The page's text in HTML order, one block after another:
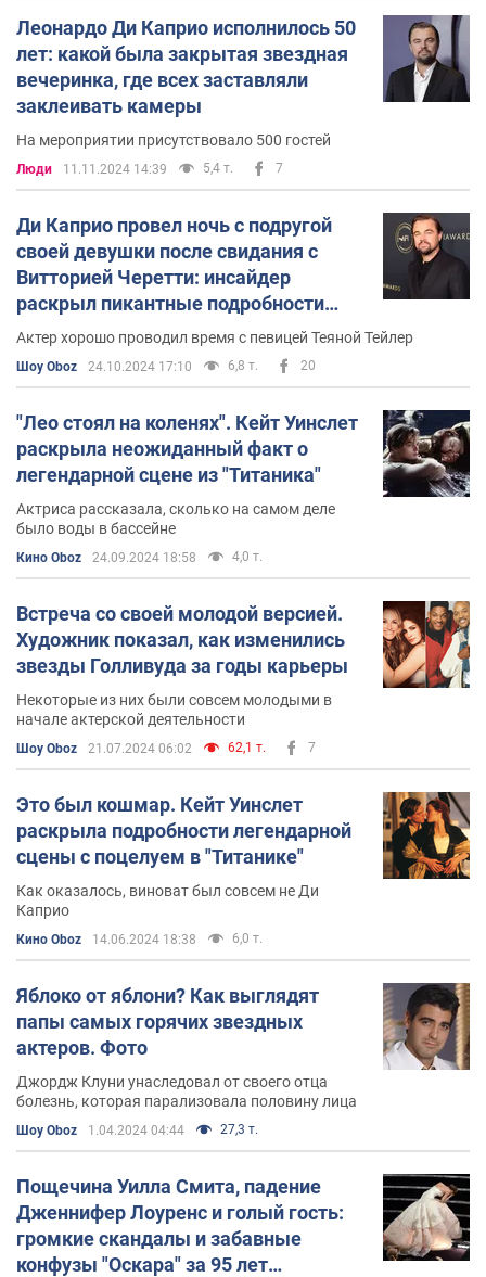
Леонардо Ди Каприо исполнилось 50
лет: какой была закрытая звездная
вечеринка, где всех заставляли
заклеивать камеры
На мероприятии присутствовало 500 гостей
Люди 11.11.2024 14:39 5,4 т. 7
Ди Каприо провел ночь с подругой
своей девушки после свидания с
Витторией Черетти: инсайдер
раскрыл пикантные подробности
закрытой вечеринки
Актер хорошо проводил время с певицей Теяной Тейлер
Шоу Oboz 24.10.2024 17:10 6,8 т. 20
"Лео стоял на коленях". Кейт Уинслет
раскрыла неожиданный факт о
легендарной сцене из "Титаника"
Актриса рассказала, сколько на самом деле
было воды в бассейне
Кино Oboz 24.09.2024 18:58 4,0 т.
Встреча со своей молодой версией.
Художник показал, как изменились
звезды Голливуда за годы карьеры
Некоторые из них были совсем молодыми в
начале актерской деятельности
Шоу Oboz 21.07.2024 06:02 62,1 т. 7
Это был кошмар. Кейт Уинслет
раскрыла подробности легендарной
сцены с поцелуем в "Титанике"
Как оказалось, виноват был совсем не Ди
Каприо
Кино Oboz 14.06.2024 18:38 6,0 т.
Яблоко от яблони? Как выглядят
папы самых горячих звездных
актеров. Фото
Джордж Клуни унаследовал от своего отца
болезнь, которая парализовала половину лица
Шоу Oboz 1.04.2024 04:44 27,3 т.
Пощечина Уилла Смита, падение
Дженнифер Лоуренс и голый гость:
громкие скандалы и забавные
конфузы "Оскара" за 95 лет